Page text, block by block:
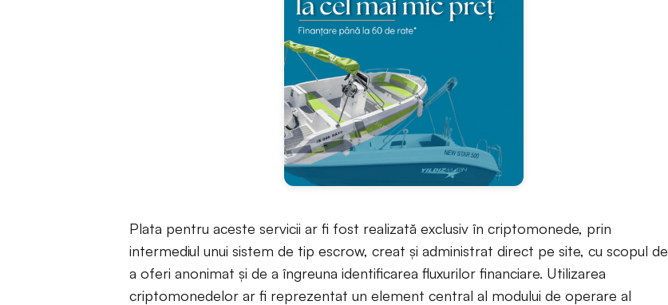
Plata pentru aceste servicii ar fi fost realizată exclusiv în criptomonede, prin
intermediul unui sistem de tip escrow, creat și administrat direct pe site, cu scopul de
a oferi anonimat și de a îngreuna identificarea fluxurilor financiare. Utilizarea
criptomonedelor ar fi reprezentat un element central al modului de operare al